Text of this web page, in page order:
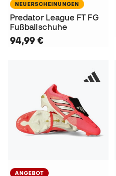
NEUERSCHEINUNGEN
Predator League FT FG
Fußballschuhe
94,99 €
ANGEBOT